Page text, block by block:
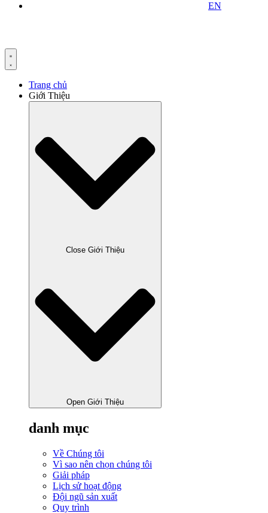
EN
Trang chủ
Giới Thiệu
Close Giới Thiệu
Open Giới Thiệu
danh mục
Về Chúng tôi
Vì sao nên chọn chúng tôi
Giải pháp
Lịch sử hoạt động
Đội ngũ sản xuất
Quy trình